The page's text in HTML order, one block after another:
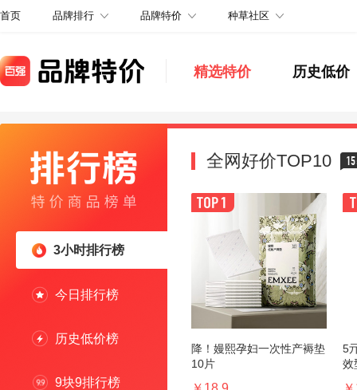
首页 品牌排行 品牌特价 种草社区
精选特价 历史低价
3小时排行榜
今日排行榜
历史低价榜
9块9排行榜
全网好价TOP10
降！嫚熙孕妇一次性产褥垫
10片
5
效